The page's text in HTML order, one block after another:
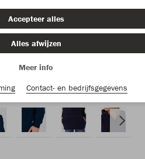
Accepteer alles
Alles afwijzen
Meer info
Contact- en bedrijfsgegevens